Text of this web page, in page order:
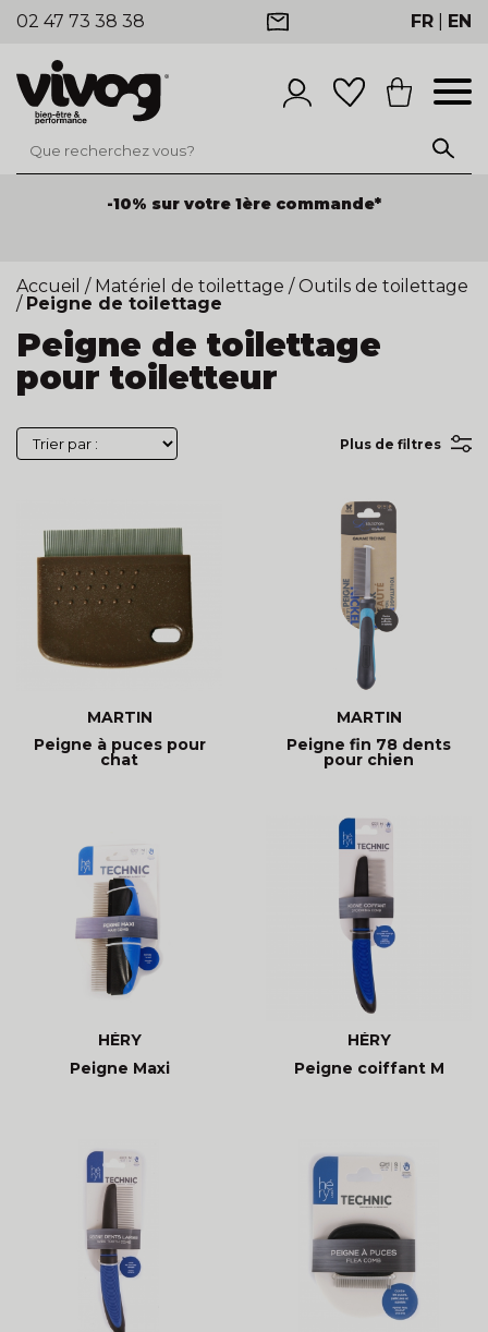
02 47 73 38 38 FR EN
-10% sur votre 1ère commande*
Accueil / Matériel de toilettage / Outils de toilettage
/ Peigne de toilettage
Peigne de toilettage
pour toiletteur
Plus de filtres
MARTIN
Peigne à puces pour
chat
MARTIN
Peigne fin 78 dents
pour chien
HÉRY
Peigne Maxi
HÉRY
Peigne coiffant M